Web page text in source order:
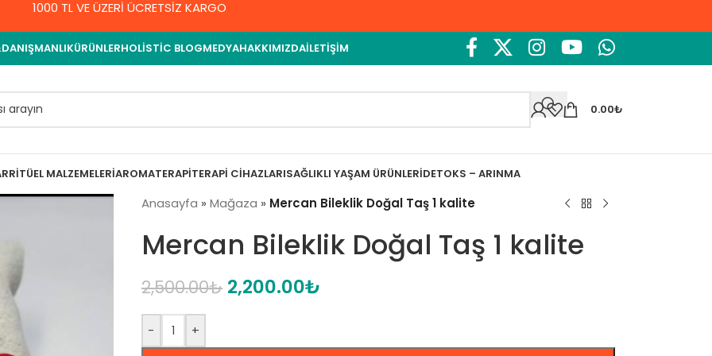
1000 TL VE ÜZERİ ÜCRETSİZ KARGO
ÜRÜNLERHOLISTIC BLOGMEDYAHAKKIMIZDAİLETIŞIM
0.00₺
RITÜEL MALZEMELERIAROMATERAPITERAPI CIHAZLARISAĞLIKLI YAŞAM ÜRÜNLERIDETOKS – ARINMA
Anasayfa » Mağaza » Mercan Bileklik Doğal Taş 1 kalite
Mercan Bileklik Doğal Taş 1 kalite
2,500.00₺ 2,200.00₺
- +